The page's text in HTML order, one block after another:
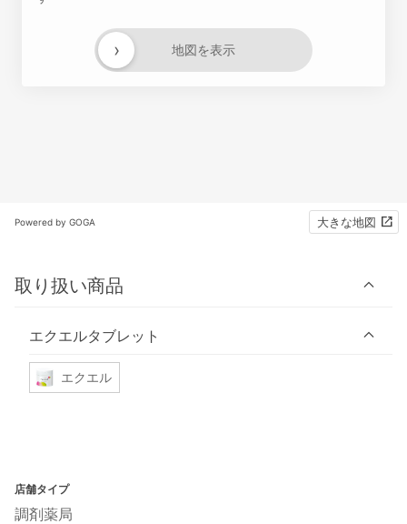
地図を表示
›
Powered by GOGA 大きな地図
取り扱い商品
エクエルタブレット
エクエル
店舗タイプ
調剤薬局